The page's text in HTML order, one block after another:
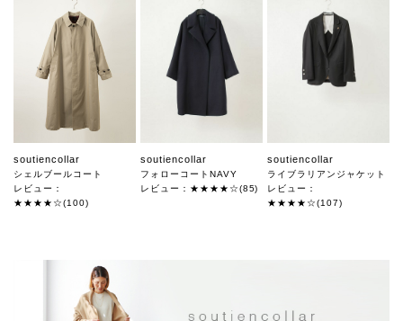
soutiencollar
シェルブールコート
レビュー：
★★★★☆(100)
soutiencollar
フォローコートNAVY
レビュー：★★★★☆(85)
soutiencollar
ライブラリアンジャケット
レビュー：
★★★★☆(107)